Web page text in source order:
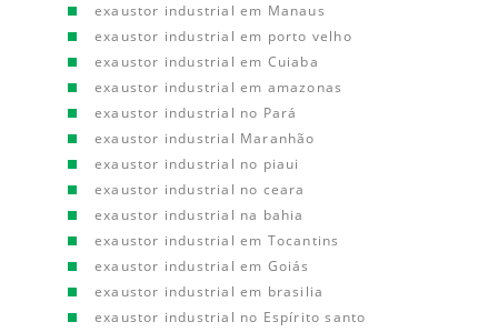
exaustor industrial em Manaus
exaustor industrial em porto velho
exaustor industrial em Cuiaba
exaustor industrial em amazonas
exaustor industrial no Pará
exaustor industrial Maranhão
exaustor industrial no piaui
exaustor industrial no ceara
exaustor industrial na bahia
exaustor industrial em Tocantins
exaustor industrial em Goiás
exaustor industrial em brasilia
exaustor industrial no Espírito santo